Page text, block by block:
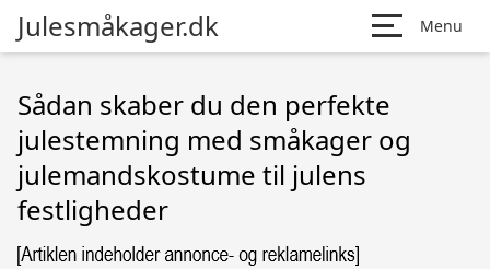
Julesmåkager.dk Menu
Sådan skaber du den perfekte
julestemning med småkager og
julemandskostume til julens
festligheder